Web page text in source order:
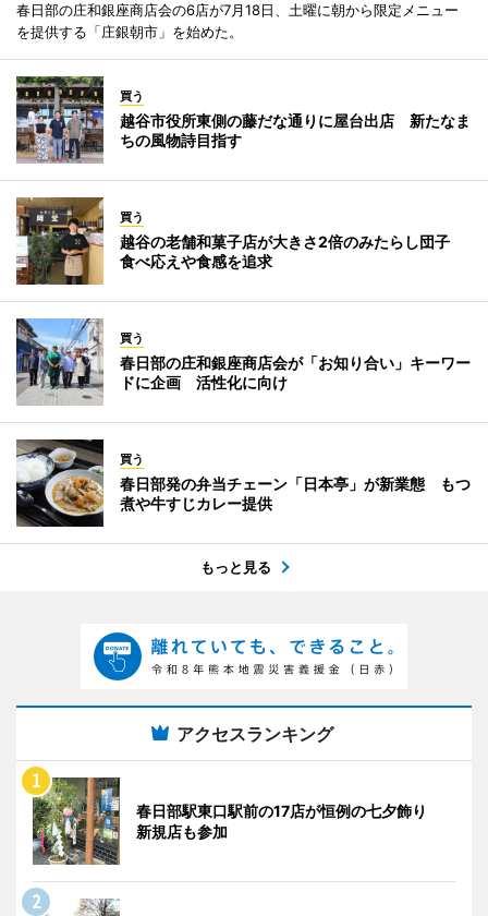
春日部の庄和銀座商店会の6店が7月18日、土曜に朝から限定メニュー
を提供する「庄銀朝市」を始めた。
買う
越谷市役所東側の藤だな通りに屋台出店 新たなま
ちの風物詩目指す
買う
越谷の老舗和菓子店が大きさ2倍のみたらし団子
食べ応えや食感を追求
買う
春日部の庄和銀座商店会が「お知り合い」キーワー
ドに企画 活性化に向け
買う
春日部発の弁当チェーン「日本亭」が新業態 もつ
煮や牛すじカレー提供
もっと見る
アクセスランキング
春日部駅東口駅前の17店が恒例の七夕飾り
新規店も参加